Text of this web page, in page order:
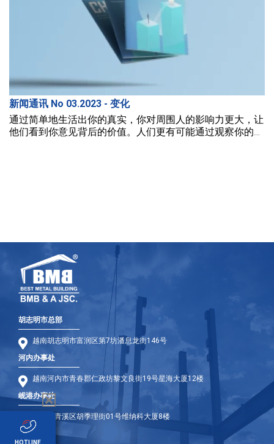
新闻通讯 No 03.2023 - 变化
通过简单地生活出你的真实，你对周围人的影响力更大，让
他们看到你意见背后的价值。人们更有可能通过观察你的一
胡志明市总部
越南胡志明市富润区第7坊潘息龙街146号
河内办事处
越南河内市青春郡仁政坊黎文良街19号星海大厦12楼
岘港办事处
岘港市青溪区胡季理街01号维纳科大厦8楼
海外办事处
HOTLINE